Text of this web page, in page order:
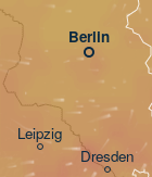
Berlin
Leipzig
Dresden